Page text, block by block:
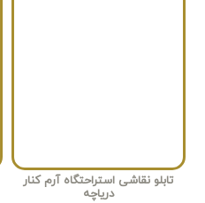
تابلو نقاشی استراحتگاه آرم کنار
دریاچه